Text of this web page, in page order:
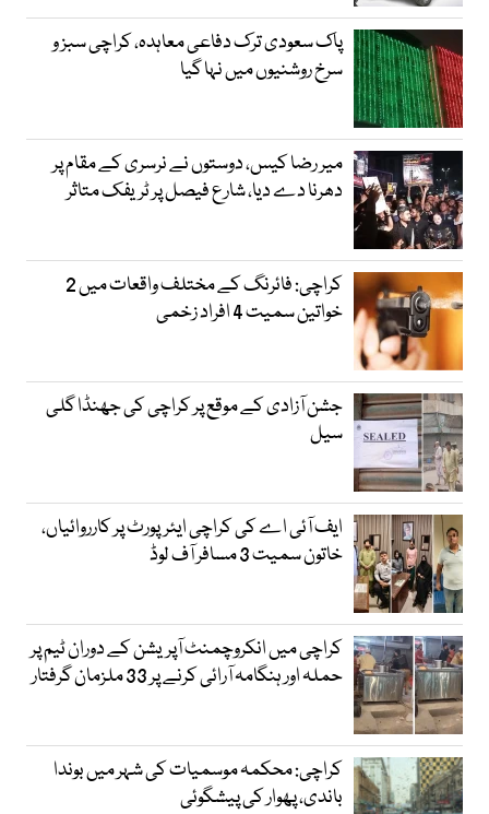
پاک سعودی ترک دفاعی معاہدہ، کراچی سبز و
سرخ روشنیوں میں نہا گیا
میر رضا کیس، دوستوں نے نرسری کے مقام پر
دھرنا دے دیا، شارع فیصل پر ٹریفک متاثر
کراچی: فائرنگ کے مختلف واقعات میں 2
خواتین سمیت 4 افراد زخمی
جشن آزادی کے موقع پر کراچی کی جھنڈا گلی
سیل
ایف آئی اے کی کراچی ایئرپورٹ پر کارروائیاں،
خاتون سمیت 3 مسافر آف لوڈ
کراچی میں انکروچمنٹ آپریشن کے دوران ٹیم پر
حملہ اور ہنگامہ آرائی کرنے پر 33 ملزمان گرفتار
کراچی: محکمہ موسمیات کی شہر میں بوندا
باندی، پھوار کی پیشگوئی